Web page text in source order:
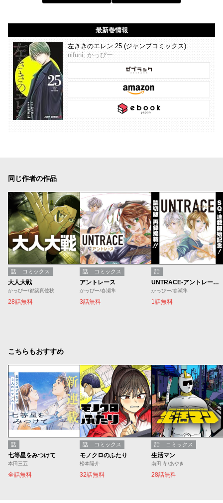
最新巻情報
左ききのエレン 25 (ジャンプコミックス)
nifuni, かっぴー
同じ作者の作品
話 コミックス
大人大戦
かっぴー/都築真佐秋
28話無料
話 コミックス
アントレース
かっぴー/春瀬隼
3話無料
話
UNTRACE-アントレース-／ネーム版
かっぴー/春瀬隼
1話無料
こちらもおすすめ
話
七等星をみつけて
本田三五
全話無料
話 コミックス
モノクロのふたり
松本陽介
32話無料
話 コミックス
生活マン
南田 冬/あやき
28話無料